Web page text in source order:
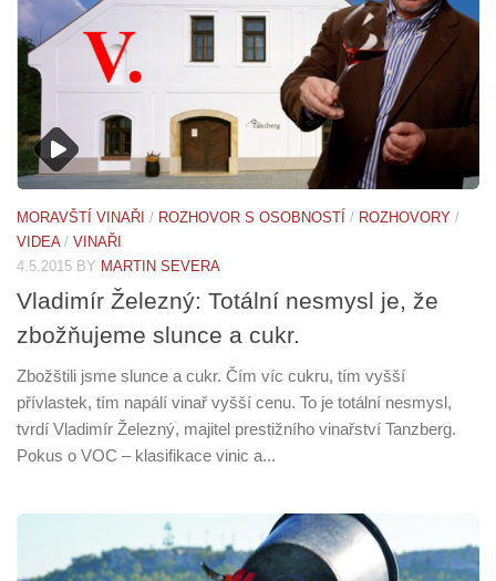
MORAVŠTÍ VINAŘI / ROZHOVOR S OSOBNOSTÍ / ROZHOVORY /
VIDEA/ VINAŘI
4.5.2015 BY MARTIN SEVERA
Vladimír Železný: Totální nesmysl je, že
zbožňujeme slunce a cukr.
Zbožštili jsme slunce a cukr. Čím víc cukru, tím vyšší
přívlastek, tím napálí vinař vyšší cenu. To je totální nesmysl,
tvrdí Vladimír Železný, majitel prestižního vinařství Tanzberg.
Pokus o VOC – klasifikace vinic a...